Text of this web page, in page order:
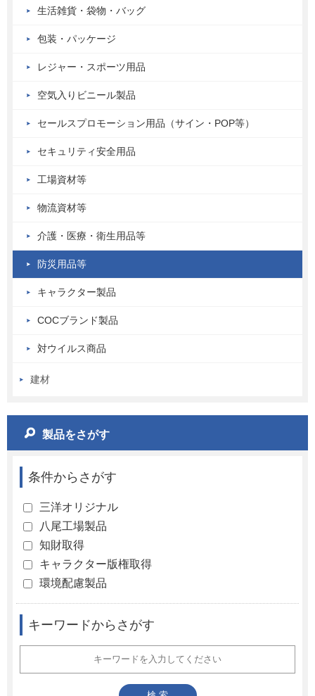
生活雑貨・袋物・バッグ
包装・パッケージ
レジャー・スポーツ用品
空気入りビニール製品
セールスプロモーション用品（サイン・POP等）
セキュリティ安全用品
工場資材等
物流資材等
介護・医療・衛生用品等
防災用品等
キャラクター製品
COCブランド製品
対ウイルス商品
建材
製品をさがす
条件からさがす
三洋オリジナル
八尾工場製品
知財取得
キャラクター版権取得
環境配慮製品
キーワードからさがす